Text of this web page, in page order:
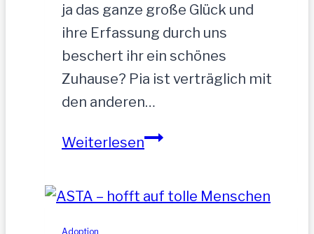
ja das ganze große Glück und
ihre Erfassung durch uns
beschert ihr ein schönes
Zuhause? Pia ist verträglich mit
den anderen…
WeiterlesenPIA-
cm
Adoption